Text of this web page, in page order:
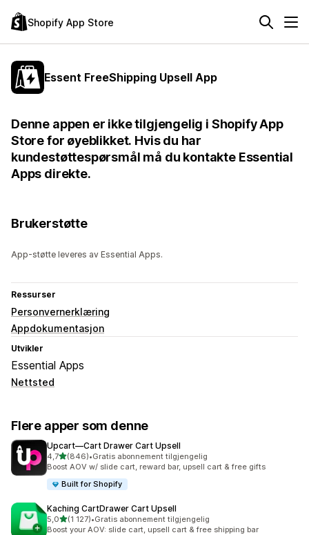
Shopify App Store
Essent FreeShipping Upsell App
Denne appen er ikke tilgjengelig i Shopify App
Store for øyeblikket. Hvis du har
kundestøttespørsmål må du kontakte Essential
Apps direkte.
Brukerstøtte
App-støtte leveres av Essential Apps.
Ressurser
Personvernerklæring
Appdokumentasjon
Utvikler
Essential Apps
Nettsted
Flere apper som denne
Upcart—Cart Drawer Cart Upsell
4,7av 5 stjerner
(846)
Totalt 846 omtaler
•Gratis abonnement tilgjengelig
Boost AOV w/ slide cart, reward bar, upsell cart & free gifts
Built for Shopify
Kaching CartDrawer Cart Upsell
5,0av 5 stjerner
(1 127)
Totalt 1127 omtaler
•Gratis abonnement tilgjengelig
Boost your AOV: slide cart, upsell cart & free shipping bar